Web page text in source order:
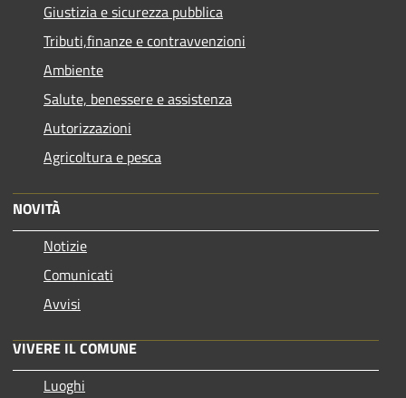
Giustizia e sicurezza pubblica
Tributi,finanze e contravvenzioni
Ambiente
Salute, benessere e assistenza
Autorizzazioni
Agricoltura e pesca
NOVITÀ
Notizie
Comunicati
Avvisi
VIVERE IL COMUNE
Luoghi